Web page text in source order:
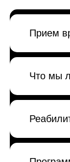
Прием
Что мы